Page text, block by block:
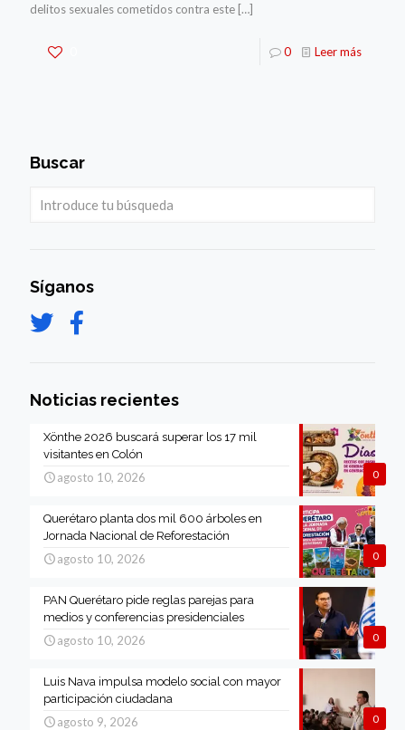
delitos sexuales cometidos contra este […]
0 Leer más
Buscar
Síganos
Noticias recientes
0
Xönthe 2026 buscará superar los 17 mil
visitantes en Colón
agosto 10, 2026
0
Querétaro planta dos mil 600 árboles en
Jornada Nacional de Reforestación
agosto 10, 2026
0
PAN Querétaro pide reglas parejas para
medios y conferencias presidenciales
agosto 10, 2026
0
Luis Nava impulsa modelo social con mayor
participación ciudadana
agosto 9, 2026